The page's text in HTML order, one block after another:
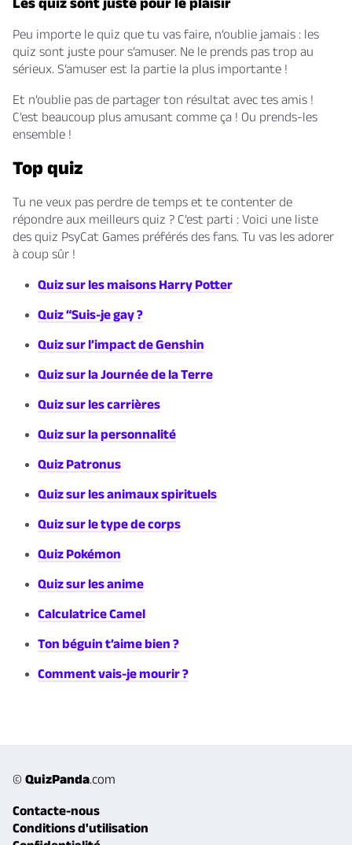
Peu importe le quiz que tu vas faire, n’oublie jamais : les
quiz sont juste pour s’amuser. Ne le prends pas trop au
sérieux. S’amuser est la partie la plus importante !
Et n’oublie pas de partager ton résultat avec tes amis !
C’est beaucoup plus amusant comme ça ! Ou prends-les
ensemble !
Top quiz
Tu ne veux pas perdre de temps et te contenter de
répondre aux meilleurs quiz ? C’est parti : Voici une liste
des quiz PsyCat Games préférés des fans. Tu vas les adorer
à coup sûr !
Quiz sur les maisons Harry Potter
Quiz “Suis-je gay ?
Quiz sur l’impact de Genshin
Quiz sur la Journée de la Terre
Quiz sur les carrières
Quiz sur la personnalité
Quiz Patronus
Quiz sur les animaux spirituels
Quiz sur le type de corps
Quiz Pokémon
Quiz sur les anime
Calculatrice Camel
Ton béguin t’aime bien ?
Comment vais-je mourir ?
© QuizPanda.com
Contacte-nous
Conditions d'utilisation